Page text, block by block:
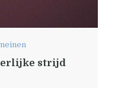
strijd